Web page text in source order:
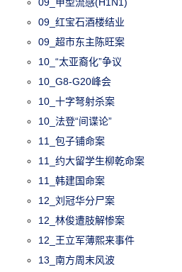
09_甲型流感(H1N1)
09_红宝石酒楼结业
09_超市东主陈旺案
10_“太亚裔化”争议
10_G8-G20峰会
10_十字弩射杀案
10_法登“间谍论”
11_包子铺命案
11_约大留学生柳乾命案
11_韩建国命案
12_刘冠华分尸案
12_林俊遭肢解惨案
12_王立军薄熙来事件
13_南方周末风波